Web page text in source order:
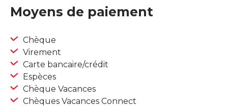
Moyens de paiement
Chèque
Virement
Carte bancaire/crédit
Espèces
Chèque Vacances
Chèques Vacances Connect